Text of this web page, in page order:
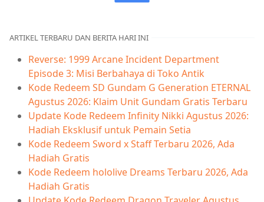
ARTIKEL TERBARU DAN BERITA HARI INI
Reverse: 1999 Arcane Incident Department
Episode 3: Misi Berbahaya di Toko Antik
Kode Redeem SD Gundam G Generation ETERNAL
Agustus 2026: Klaim Unit Gundam Gratis Terbaru
Update Kode Redeem Infinity Nikki Agustus 2026:
Hadiah Eksklusif untuk Pemain Setia
Kode Redeem Sword x Staff Terbaru 2026, Ada
Hadiah Gratis
Kode Redeem hololive Dreams Terbaru 2026, Ada
Hadiah Gratis